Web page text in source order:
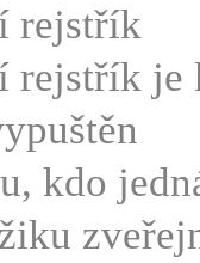
rejstřík
rejstřík je
kdo